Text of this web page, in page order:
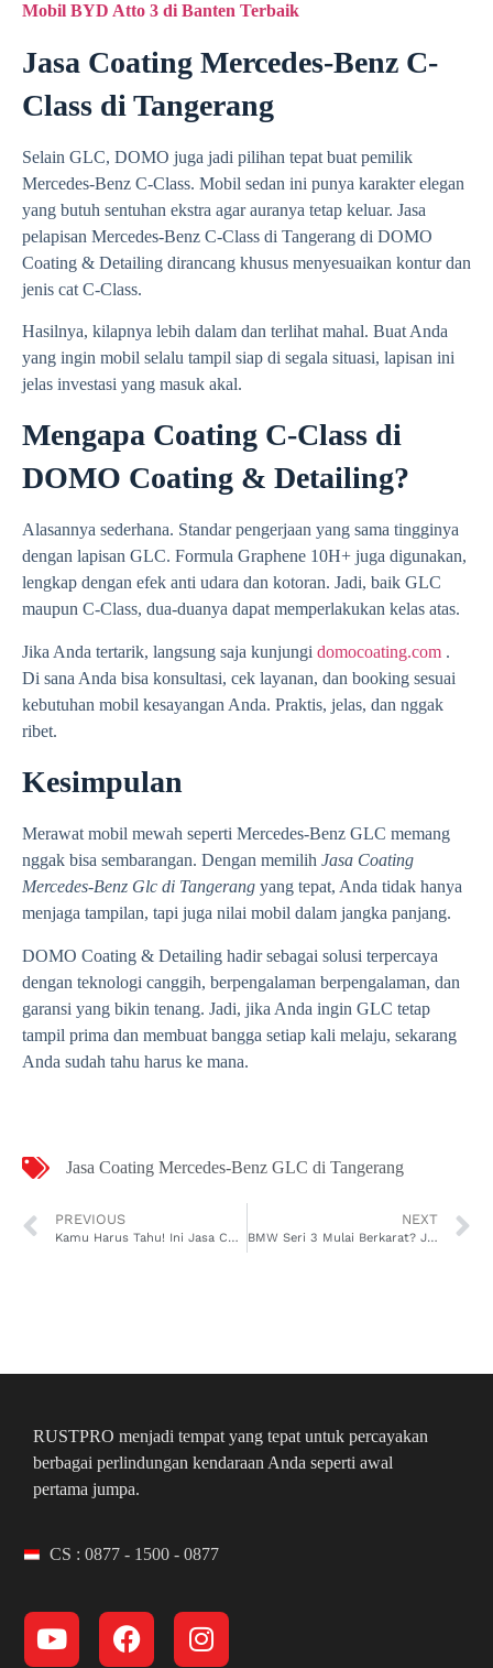
Mobil BYD Atto 3 di Banten Terbaik
Jasa Coating Mercedes-Benz C-
Class di Tangerang
Selain GLC, DOMO juga jadi pilihan tepat buat pemilik
Mercedes-Benz C-Class. Mobil sedan ini punya karakter elegan
yang butuh sentuhan ekstra agar auranya tetap keluar. Jasa
pelapisan Mercedes-Benz C-Class di Tangerang di DOMO
Coating & Detailing dirancang khusus menyesuaikan kontur dan
jenis cat C-Class.
Hasilnya, kilapnya lebih dalam dan terlihat mahal. Buat Anda
yang ingin mobil selalu tampil siap di segala situasi, lapisan ini
jelas investasi yang masuk akal.
Mengapa Coating C-Class di
DOMO Coating & Detailing?
Alasannya sederhana. Standar pengerjaan yang sama tingginya
dengan lapisan GLC. Formula Graphene 10H+ juga digunakan,
lengkap dengan efek anti udara dan kotoran. Jadi, baik GLC
maupun C-Class, dua-duanya dapat memperlakukan kelas atas.
Jika Anda tertarik, langsung saja kunjungi domocoating.com .
Di sana Anda bisa konsultasi, cek layanan, dan booking sesuai
kebutuhan mobil kesayangan Anda. Praktis, jelas, dan nggak
ribet.
Kesimpulan
Merawat mobil mewah seperti Mercedes-Benz GLC memang
nggak bisa sembarangan. Dengan memilih Jasa Coating
Mercedes-Benz Glc di Tangerang yang tepat, Anda tidak hanya
menjaga tampilan, tapi juga nilai mobil dalam jangka panjang.
DOMO Coating & Detailing hadir sebagai solusi terpercaya
dengan teknologi canggih, berpengalaman berpengalaman, dan
garansi yang bikin tenang. Jadi, jika Anda ingin GLC tetap
tampil prima dan membuat bangga setiap kali melaju, sekarang
Anda sudah tahu harus ke mana.
Jasa Coating Mercedes-Benz GLC di Tangerang
PREVIOUS
Kamu Harus Tahu! Ini Jasa Coating Mazda 2 di Kelapa Gading Terpercaya!
NEXT
BMW Seri 3 Mulai Berkarat? Jasa Penghilang Karat Mobil BMW Seri 3 di Tangerang Ini Solusinya
RUSTPRO menjadi tempat yang tepat untuk percayakan
berbagai perlindungan kendaraan Anda seperti awal
pertama jumpa.
CS : 0877 - 1500 - 0877